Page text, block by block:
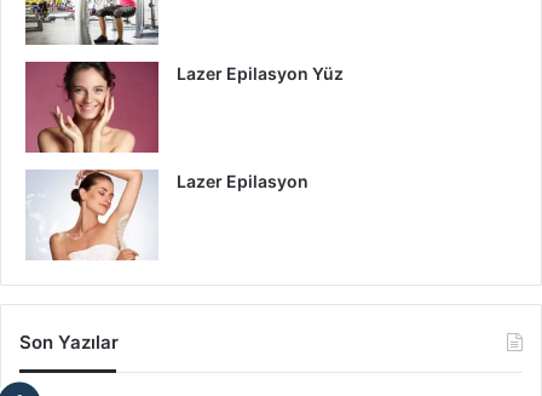
Lazer Epilasyon Yüz
Lazer Epilasyon
Son Yazılar